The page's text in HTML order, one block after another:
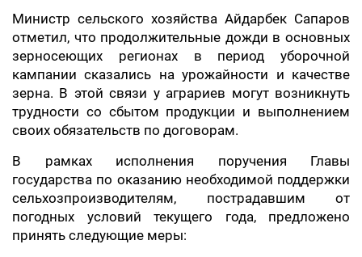
Министр сельского хозяйства Айдарбек Сапаров
отметил, что продолжительные дожди в основных
зерносеющих регионах в период уборочной
кампании сказались на урожайности и качестве
зерна. В этой связи у аграриев могут возникнуть
трудности со сбытом продукции и выполнением
своих обязательств по договорам.
В рамках исполнения поручения Главы
государства по оказанию необходимой поддержки
сельхозпроизводителям, пострадавшим от
погодных условий текущего года, предложено
принять следующие меры: